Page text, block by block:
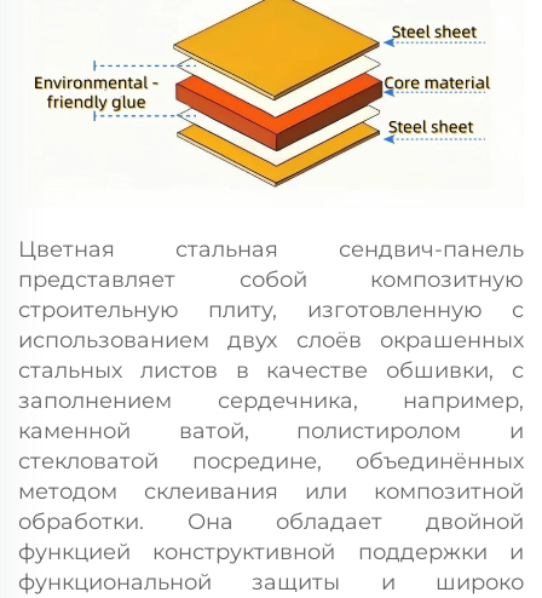
Цветная стальная сендвич-панель
представляет собой композитную
строительную плиту, изготовленную с
использованием двух слоёв окрашенных
стальных листов в качестве обшивки, с
заполнением сердечника, например,
каменной ватой, полистиролом и
стекловатой посредине, объединённых
методом склеивания или композитной
обработки. Она обладает двойной
функцией конструктивной поддержки и
функциональной защиты и широко